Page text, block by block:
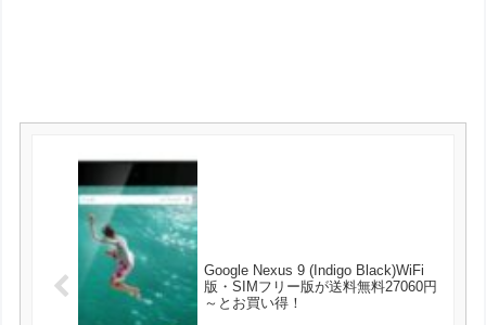
Google Nexus 9 (Indigo Black)WiFi
版・SIMフリー版が送料無料27060円
～とお買い得！